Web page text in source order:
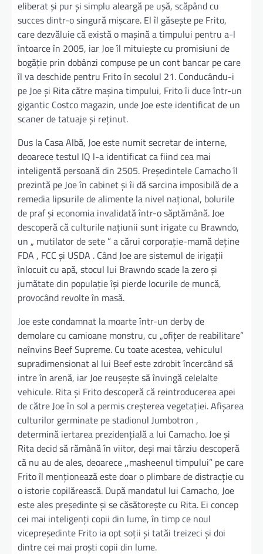
eliberat și pur și simplu aleargă pe ușă, scăpând cu
succes dintr-o singură mișcare. El îl găsește pe Frito,
care dezvăluie că există o mașină a timpului pentru a-l
întoarce în 2005, iar Joe îl mituiește cu promisiuni de
bogăție prin dobânzi compuse pe un cont bancar pe care
îl va deschide pentru Frito în secolul 21. Conducându-i
pe Joe și Rita către mașina timpului, Frito îi duce într-un
gigantic Costco magazin, unde Joe este identificat de un
scaner de tatuaje și reținut.
Dus la Casa Albă, Joe este numit secretar de interne,
deoarece testul IQ l-a identificat ca fiind cea mai
inteligentă persoană din 2505. Președintele Camacho îl
prezintă pe Joe în cabinet și îi dă sarcina imposibilă de a
remedia lipsurile de alimente la nivel național, bolurile
de praf și economia invalidată într-o săptămână. Joe
descoperă că culturile națiunii sunt irigate cu Brawndo,
un „ mutilator de sete ” a cărui corporație-mamă deține
FDA , FCC și USDA . Când Joe are sistemul de irigații
înlocuit cu apă, stocul lui Brawndo scade la zero și
jumătate din populație își pierde locurile de muncă,
provocând revolte în masă.
Joe este condamnat la moarte într-un derby de
demolare cu camioane monstru, cu „ofițer de reabilitare”
neînvins Beef Supreme. Cu toate acestea, vehiculul
supradimensionat al lui Beef este zdrobit încercând să
intre în arenă, iar Joe reușește să învingă celelalte
vehicule. Rita și Frito descoperă că reintroducerea apei
de către Joe în sol a permis creșterea vegetației. Afișarea
culturilor germinate pe stadionul Jumbotron ,
determină iertarea prezidențială a lui Camacho. Joe și
Rita decid să rămână în viitor, deși mai târziu descoperă
că nu au de ales, deoarece ,,masheenul timpului” pe care
Frito îl menționează este doar o plimbare de distracție cu
o istorie copilărească. După mandatul lui Camacho, Joe
este ales președinte și se căsătorește cu Rita. Ei concep
cei mai inteligenți copii din lume, în timp ce noul
vicepreședinte Frito ia opt soții și tatăi treizeci și doi
dintre cei mai proști copii din lume.